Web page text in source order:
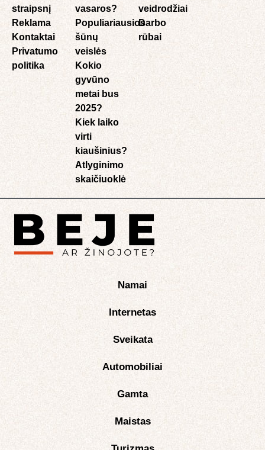
straipsnį
Reklama
Kontaktai
Privatumo
politika
vasaros?
Populiariausios
šūnų
veislės
Kokio
gyvūno
metai bus
2025?
Kiek laiko
virti
kiaušinius?
Atlyginimo
skaičiuoklė​
veidrodžiai
Darbo
rūbai
Namai
Internetas
Sveikata
Automobiliai
Gamta
Maistas